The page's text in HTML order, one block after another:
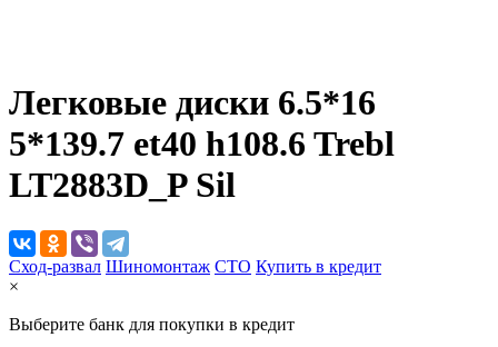
Легковые диски 6.5*16
5*139.7 et40 h108.6 Trebl
LT2883D_P Sil
Сход-развал Шиномонтаж CTO Купить в кредит
×
Выберите банк для покупки в кредит